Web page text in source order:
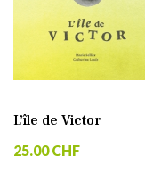
L’île de Victor
25.00 CHF